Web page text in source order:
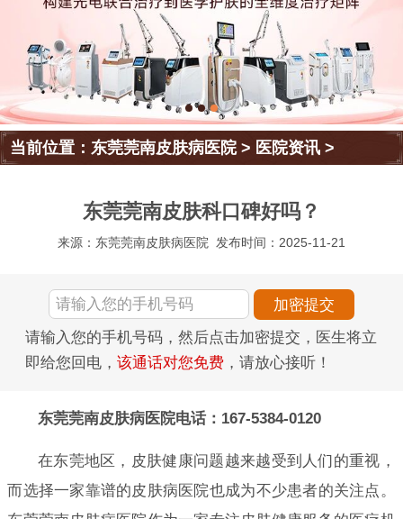
当前位置：东莞莞南皮肤病医院> 医院资讯 >
东莞莞南皮肤科口碑好吗？
来源：东莞莞南皮肤病医院 发布时间：2025-11-21
请输入您的手机号码，然后点击加密提交，医生将立
即给您回电， 该通话对您免费 ，请放心接听！
东莞莞南皮肤病医院电话：167-5384-0120
在东莞地区，皮肤健康问题越来越受到人们的重视，
而选择一家靠谱的皮肤病医院也成为不少患者的关注点。